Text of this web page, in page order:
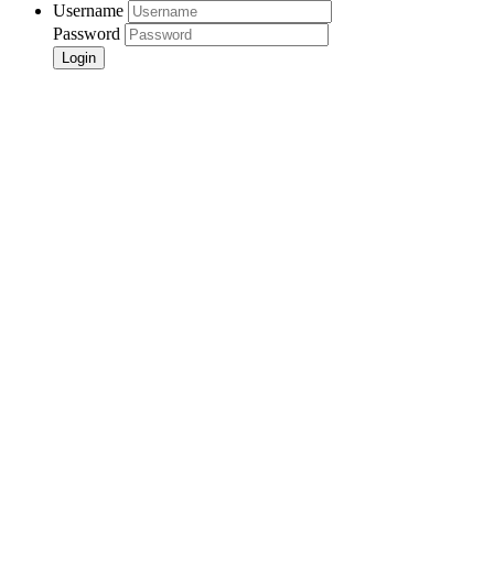
Username
Password